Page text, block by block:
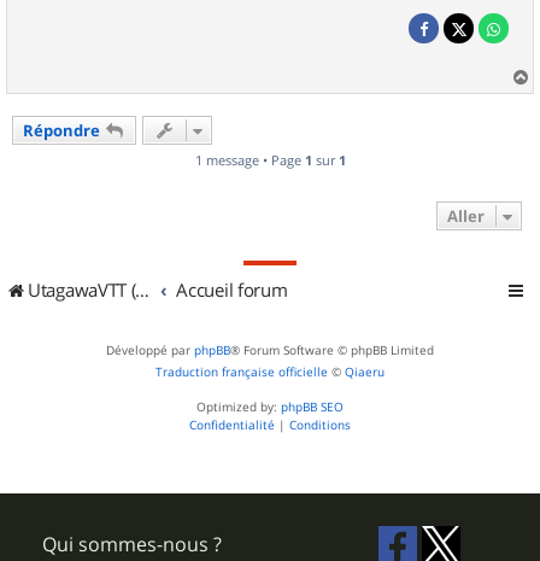
a
Répondre
1 message • Page 1 sur 1
Aller
UtagawaVTT (Randos VTT et VTTAE avec traces GPS) Accueil forum
Développé par phpBB® Forum Software © phpBB Limited
Traduction française officielle © Qiaeru
Optimized by: phpBB SEO
Confidentialité | Conditions
Qui sommes-nous ?